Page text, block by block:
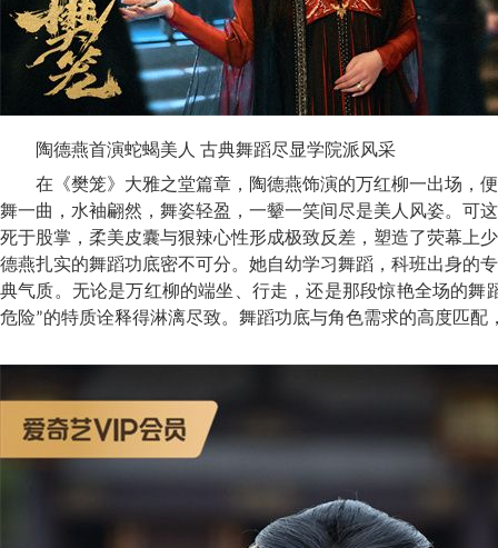
陶德燕首演蛇蝎美人 古典舞蹈尽显学院派风采
在《樊笼》大雅之堂篇章，陶德燕饰演的万红柳一出场，
舞一曲，水袖翩然，舞姿轻盈，一颦一笑间尽是美人风姿。可
死于股掌，柔美皮囊与狠辣心性形成极致反差，塑造了荧幕上
德燕扎实的舞蹈功底密不可分。她自幼学习舞蹈，科班出身的
典气质。无论是万红柳的端坐、行走，还是那段惊艳全场的舞
危险”的特质诠释得淋漓尽致。舞蹈功底与角色需求的高度匹